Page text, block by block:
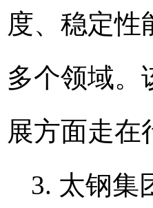
度、稳定性
多个领域。
展方面走在
3. 太钢集